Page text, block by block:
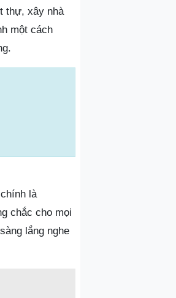
thự, xây nhà
một cách
là
chắc cho mọi
lắng nghe